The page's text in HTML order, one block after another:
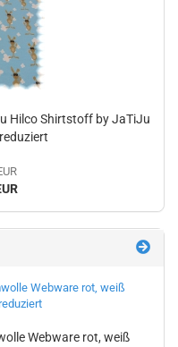
Hilco Shirtstoff by JaTiJu
Webware rot, weiß